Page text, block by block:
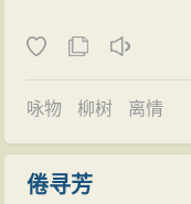
咏物 柳树 离情
倦寻芳